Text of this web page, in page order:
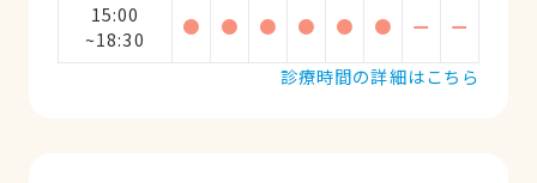
15:00
~18:30
● ● ● ● ● ● ー
ー
診療時間の詳細はこちら